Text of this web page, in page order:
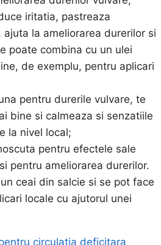
iritatia, pastreaza
ajuta la ameliorarea durerilor si
poate combina cu un ulei
de exemplu, pentru aplicari
pentru durerile vulvare, te
bine si calmeaza si senzatiile
la nivel local;
pentru efectele sale
pentru ameliorarea durerilor.
ceai din salcie si se pot face
locale cu ajutorul unei
circulatia deficitara